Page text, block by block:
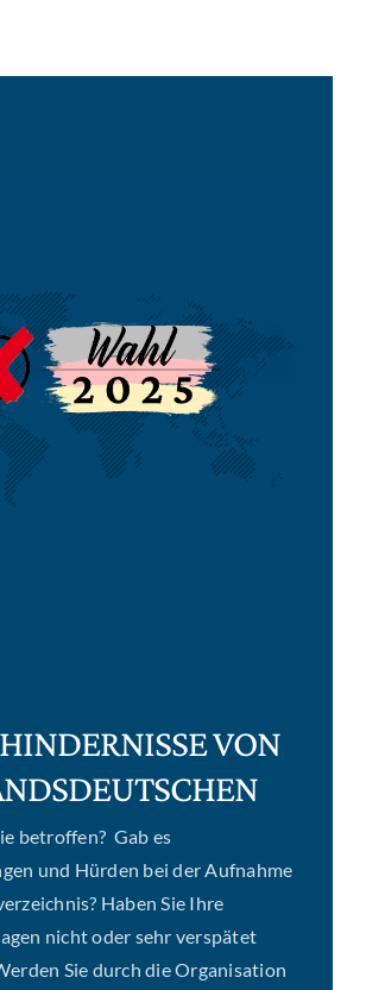
VON
betroffen? Gab es
und Hürden bei der Aufnahme
Haben Sie Ihre
nicht oder sehr verspätet
Sie durch die Organisation